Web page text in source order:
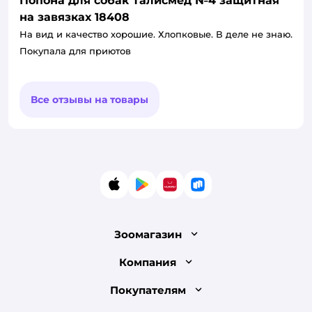
на завязках 18408
На вид и качество хорошие. Хлопковые. В деле не знаю.
Покупала для приютов
Все отзывы на товары
App StoreGoogle Play
AppGallery
RuStore
Зоомагазин
Лицензия
Доставка и оплата
Компания
О компании
Покупателям